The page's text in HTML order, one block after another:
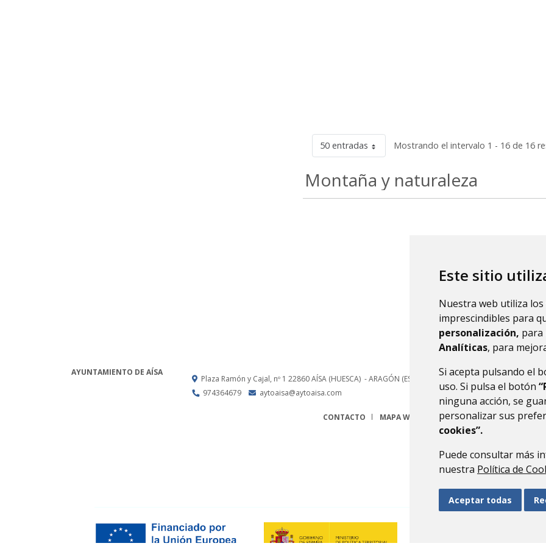
Este sitio
Nuestra web utiliza
imprescindibles para
personalización, para
Analíticas, para
Si acepta pulsando el
uso. Si pulsa el botón
ninguna acción, se
personalizar sus
cookies”.
Puede consultar más
nuestra Política de
Aceptar todas
50 entradas Mostrando el intervalo 1 - 16 de 16
Montaña y naturaleza
AYUNTAMIENTO DE AÍSA
Plaza Ramón y Cajal, nº 1 22860AÍSA (HUESCA) - ARAGÓN (ESPAÑA)
974364679
aytoaisa@aytoaisa.com
CONTACTO MAPA WEB AVISO LEGAL PROTECCIÓN